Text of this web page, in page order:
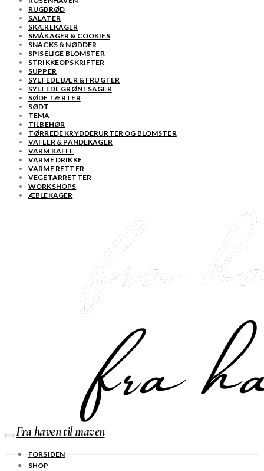
RUGBRØD
SALATER
SKÆREKAGER
SMÅKAGER & COOKIES
SNACKS & NØDDER
SPISELIGE BLOMSTER
STRIKKEOPSKRIFTER
SUPPER
SYLTEDE BÆR & FRUGTER
SYLTEDE GRØNTSAGER
SØDE TÆRTER
SØDT
TEMA
TILBEHØR
TØRREDE KRYDDERURTER OG BLOMSTER
VAFLER & PANDEKAGER
VARM KAFFE
VARME DRIKKE
VARME RETTER
VEGETARRETTER
WORKSHOPS
ÆBLEKAGER
Fra haven til maven
FORSIDEN
SHOP